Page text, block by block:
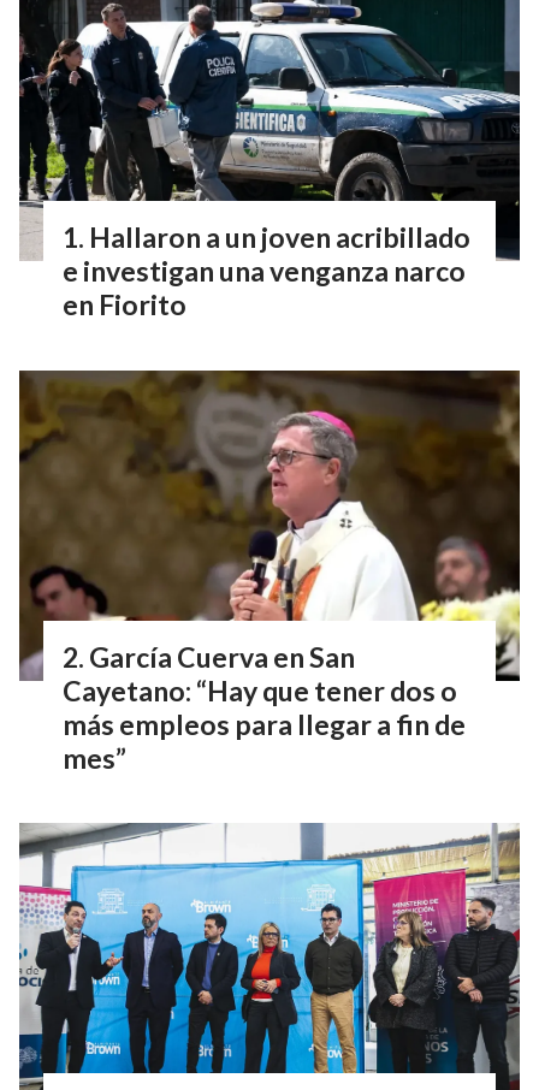
Hallaron a un joven acribillado
e investigan una venganza narco
en Fiorito
García Cuerva en San
Cayetano: “Hay que tener dos o
más empleos para llegar a fin de
mes”